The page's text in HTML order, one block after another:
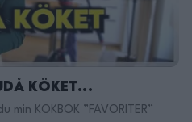
Köket…
KOKBOK ”FAVORITER”